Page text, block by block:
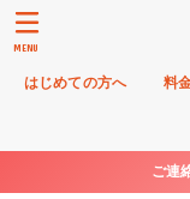
はじめての方へ 料
MENU
ご連